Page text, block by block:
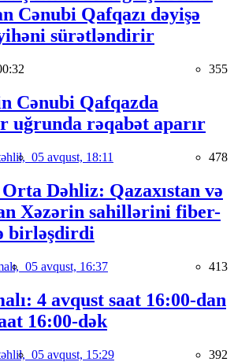
Cənubi Qafqazı dəyişə
sürətləndirir
355
Cənubi Qafqazda
uğrunda rəqabət aparır
05 avqust, 18:11 478
Dəhliz: Qazaxıstan və
Xəzərin sahillərini fiber-
birləşdirdi
05 avqust, 16:37 413
4 avqust saat 16:00-dan
16:00-dək
05 avqust, 15:29 392